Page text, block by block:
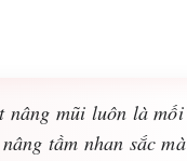
nâng mũi luôn là mối
tầm nhan sắc mà